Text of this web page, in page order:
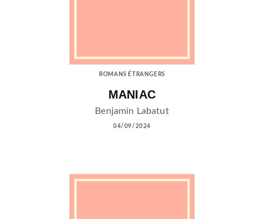
ROMANS ÉTRANGERS
MANIAC
Benjamín Labatut
04/09/2024